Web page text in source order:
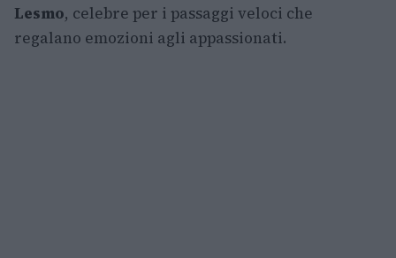
Lesmo, celebre per i passaggi veloci che
regalano emozioni agli appassionati.